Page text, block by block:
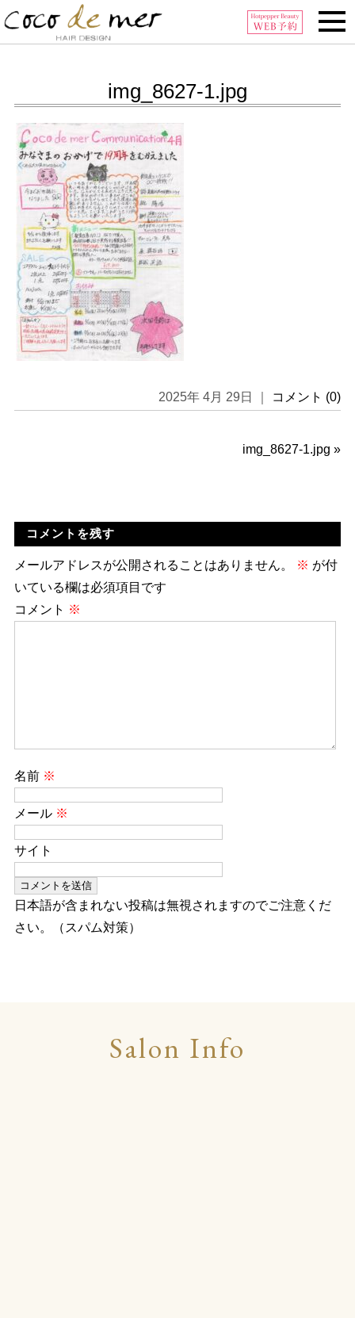
Tel:0296-32-6006
img_8627-1.jpg
2025年 4月 29日 ｜ コメント (0)
img_8627-1.jpg »
コメントを残す
メールアドレスが公開されることはありません。 ※ が付
いている欄は必須項目です
コメント ※
名前 ※
メール ※
サイト
日本語が含まれない投稿は無視されますのでご注意くだ
さい。（スパム対策）
Salon Info